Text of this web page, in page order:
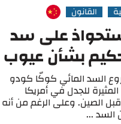
القانون
على سد
بشأن عيوب
السد المائي كوكّا كودو
للجدل في أمريكا
قبل الصين. وعلى الرغم من أنه